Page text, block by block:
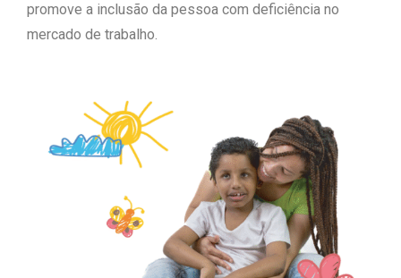
promove a inclusão da pessoa com deficiência no
mercado de trabalho.